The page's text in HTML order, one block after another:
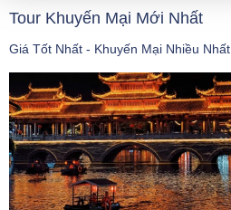
Tour Khuyến Mại Mới Nhất
Giá Tốt Nhất - Khuyến Mại Nhiều Nhất